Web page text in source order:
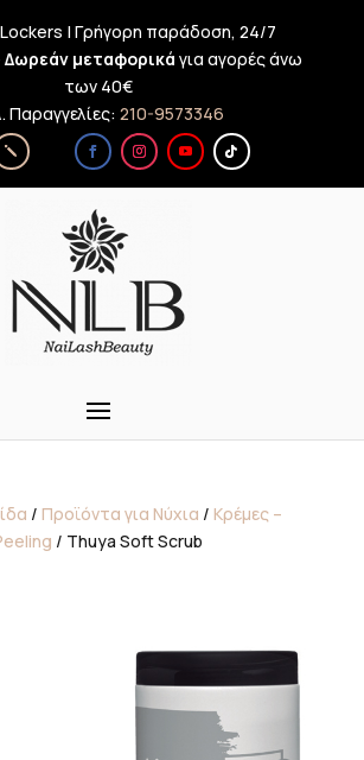
Lockers | Γρήγορη παράδοση, 24/7
Δωρεάν μεταφορικά για αγορές άνω
των 40€
Παραγγελίες: 210-9573346
/ Προϊόντα για Νύχια / Κρέμες –
/ Thuya Soft Scrub